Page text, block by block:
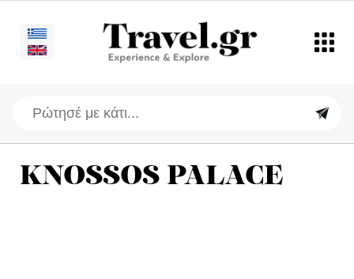
KNOSSOS PALACE